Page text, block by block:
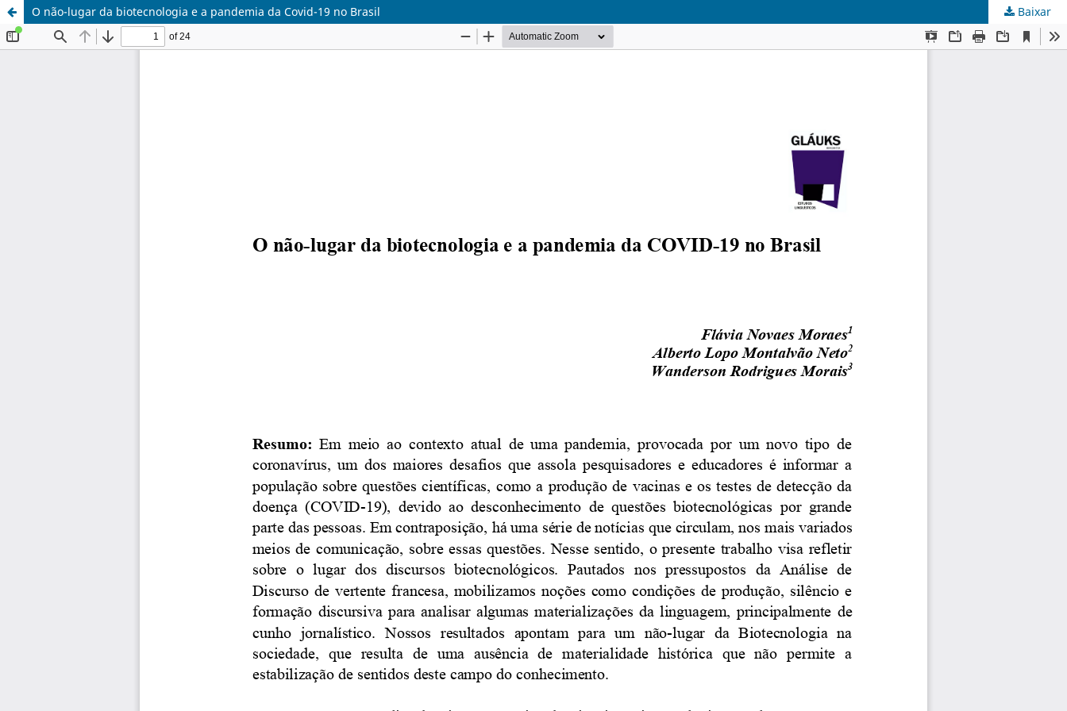
O não-lugar da biotecnologia e a pandemia da Covid-19 no Brasil Baixar